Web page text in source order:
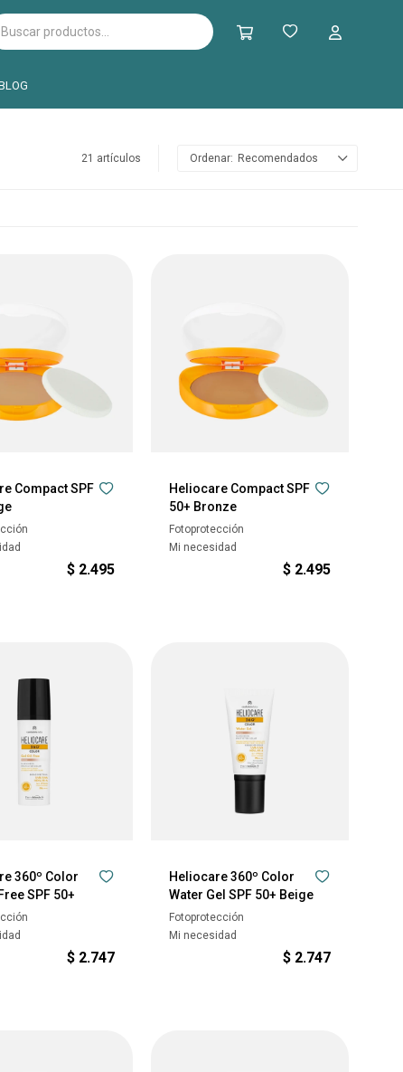
21 artículos Recomendados
Compact SPF
$ 2.495
Heliocare Compact SPF
50+ Bronze
Fotoprotección
Mi necesidad
$ 2.495
360º Color
SPF 50+
$ 2.747
Heliocare 360º Color
Water Gel SPF 50+ Beige
Fotoprotección
Mi necesidad
$ 2.747